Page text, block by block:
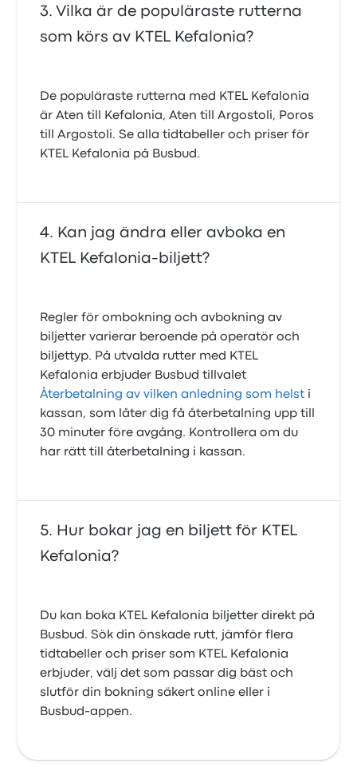
Vilka är de populäraste rutterna
som körs av KTEL Kefalonia?
De populäraste rutterna med KTEL Kefalonia
är Aten till Kefalonia, Aten till Argostoli, Poros
till Argostoli. Se alla tidtabeller och priser för
KTEL Kefalonia på Busbud.
Kan jag ändra eller avboka en
KTEL Kefalonia-biljett?
Regler för ombokning och avbokning av
biljetter varierar beroende på operatör och
biljettyp. På utvalda rutter med KTEL
Kefalonia erbjuder Busbud tillvalet
Återbetalning av vilken anledning som helst i
kassan, som låter dig få återbetalning upp till
30 minuter före avgång. Kontrollera om du
har rätt till återbetalning i kassan.
Hur bokar jag en biljett för KTEL
Kefalonia?
Du kan boka KTEL Kefalonia biljetter direkt på
Busbud. Sök din önskade rutt, jämför flera
tidtabeller och priser som KTEL Kefalonia
erbjuder, välj det som passar dig bäst och
slutför din bokning säkert online eller i
Busbud-appen.